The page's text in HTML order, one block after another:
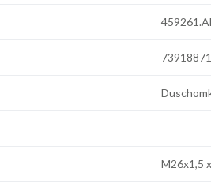
-
M26x1,5